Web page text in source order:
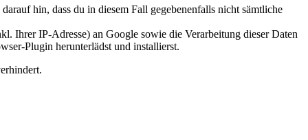
hin, dass du in diesem Fall gegebenenfalls nicht sämtliche
Ihrer IP-Adresse) an Google sowie die Verarbeitung dieser Daten
Plugin herunterlädst und installierst.